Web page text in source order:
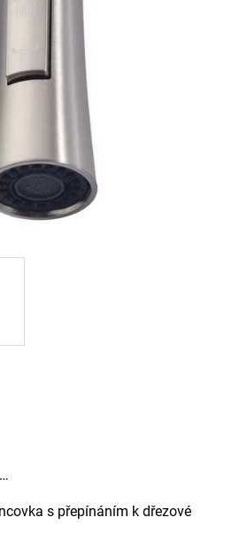
s přepínáním k dřezové